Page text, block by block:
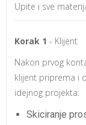
Upite i sve
Korak 1 - Klijent
Nakon prvog
klijent priprema i
idejnog projekta:
Skiciranje